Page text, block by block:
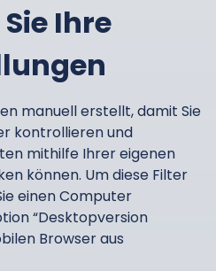
Ihre
manuell erstellt, damit Sie
kontrollieren und
mithilfe Ihrer eigenen
können. Um diese Filter
einen Computer
“Desktopversion
Browser aus